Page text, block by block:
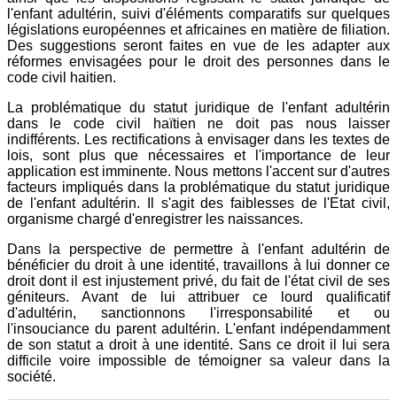
l'enfant adultérin, suivi d'éléments comparatifs sur quelques
législations européennes et africaines en matière de filiation.
Des suggestions seront faites en vue de les adapter aux
réformes envisagées pour le droit des personnes dans le
code civil haitien.
La problématique du statut juridique de l'enfant adultérin
dans le code civil haïtien ne doit pas nous laisser
indifférents. Les rectifications à envisager dans les textes de
lois, sont plus que nécessaires et l'importance de leur
application est imminente. Nous mettons l'accent sur d'autres
facteurs impliqués dans la problématique du statut juridique
de l'enfant adultérin. Il s'agit des faiblesses de l'Etat civil,
organisme chargé d'enregistrer les naissances.
Dans la perspective de permettre à l'enfant adultérin de
bénéficier du droit à une identité, travaillons à lui donner ce
droit dont il est injustement privé, du fait de l'état civil de ses
géniteurs. Avant de lui attribuer ce lourd qualificatif
d'adultérin, sanctionnons l'irresponsabilité et ou
l'insouciance du parent adultérin. L'enfant indépendamment
de son statut a droit à une identité. Sans ce droit il lui sera
difficile voire impossible de témoigner sa valeur dans la
société.